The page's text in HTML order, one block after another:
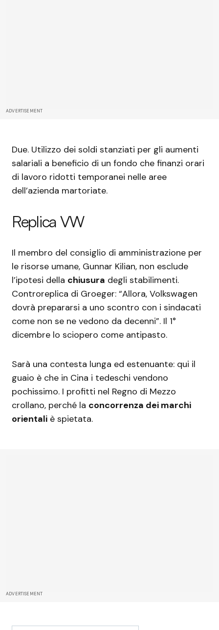
ADVERTISEMENT
Due. Utilizzo dei soldi stanziati per gli aumenti
salariali a beneficio di un fondo che finanzi orari
di lavoro ridotti temporanei nelle aree
dell’azienda martoriate.
Replica VW
Il membro del consiglio di amministrazione per
le risorse umane, Gunnar Kilian, non esclude
l’ipotesi della chiusura degli stabilimenti.
Controreplica di Groeger: “Allora, Volkswagen
dovrà prepararsi a uno scontro con i sindacati
come non se ne vedono da decenni”. Il 1°
dicembre lo sciopero come antipasto.
Sarà una contesta lunga ed estenuante: qui il
guaio è che in Cina i tedeschi vendono
pochissimo. I profitti nel Regno di Mezzo
crollano, perché la concorrenza dei marchi
orientali è spietata.
ADVERTISEMENT